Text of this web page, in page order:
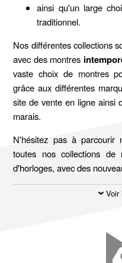
ainsi qu'un large
traditionnel.
Nos différentes collections
avec des montres
vaste choix de montres
grâce aux différentes
site de vente en ligne ainsi
marais.
N'hésitez pas à parcourir
toutes nos collections de
d'horloges, avec des
Voir